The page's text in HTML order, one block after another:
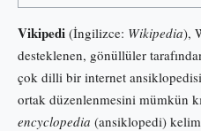
Vikipedi (İngilizce: Wikipedia),
desteklenen, gönüllüler
çok dilli bir internet
ortak düzenlenmesini mümkün
encyclopedia (ansiklopedi)